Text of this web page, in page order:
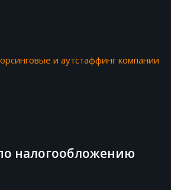
и аутстаффинг компании
налогообложению